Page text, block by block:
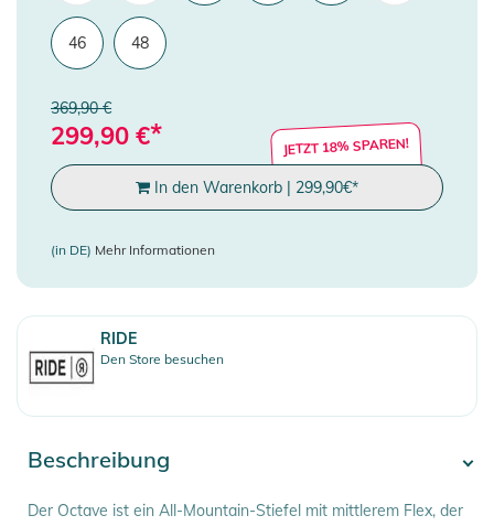
46 48
369,90 €
299,90 €* JETZT 18% SPAREN!
In den Warenkorb | 299,90€*
(in DE) Mehr Informationen
RIDE
Den Store besuchen
Beschreibung
Der Octave ist ein All-Mountain-Stiefel mit mittlerem Flex, der